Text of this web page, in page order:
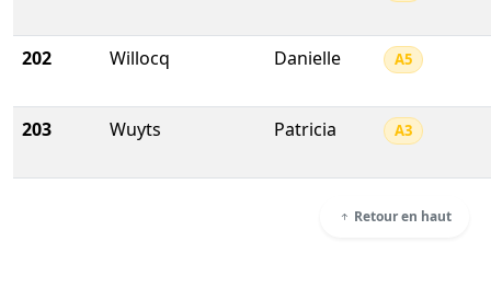
202 Willocq Danielle A5
203 Wuyts Patricia A3
Retour en haut